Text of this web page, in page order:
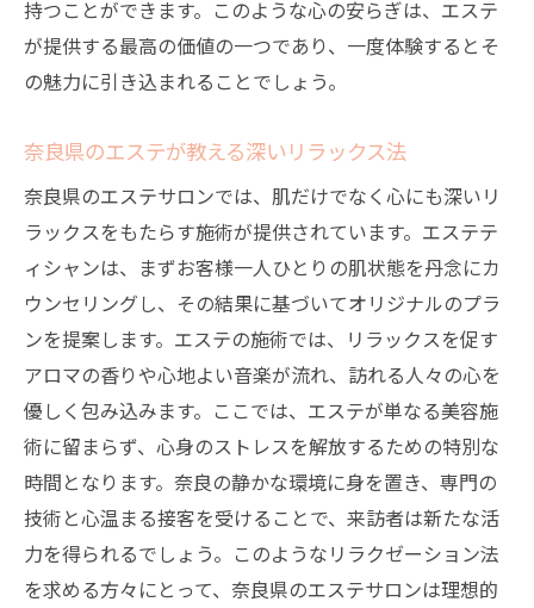
持つことができます。このような心の安らぎは、エステ
が提供する最高の価値の一つであり、一度体験するとそ
の魅力に引き込まれることでしょう。
奈良県のエステが教える深いリラックス法
奈良県のエステサロンでは、肌だけでなく心にも深いリ
ラックスをもたらす施術が提供されています。エステテ
ィシャンは、まずお客様一人ひとりの肌状態を丹念にカ
ウンセリングし、その結果に基づいてオリジナルのプラ
ンを提案します。エステの施術では、リラックスを促す
アロマの香りや心地よい音楽が流れ、訪れる人々の心を
優しく包み込みます。ここでは、エステが単なる美容施
術に留まらず、心身のストレスを解放するための特別な
時間となります。奈良の静かな環境に身を置き、専門の
技術と心温まる接客を受けることで、来訪者は新たな活
力を得られるでしょう。このようなリラクゼーション法
を求める方々にとって、奈良県のエステサロンは理想的